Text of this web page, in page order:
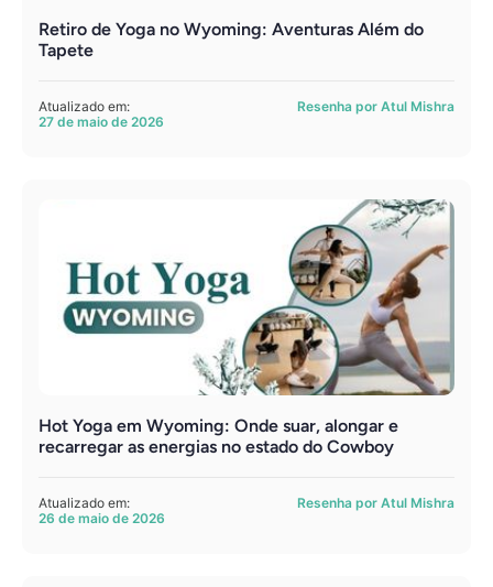
Retiro de Yoga no Wyoming: Aventuras Além do
Tapete
Atualizado em:
27 de maio de 2026
Resenha por Atul Mishra
Hot Yoga em Wyoming: Onde suar, alongar e
recarregar as energias no estado do Cowboy
Atualizado em:
26 de maio de 2026
Resenha por Atul Mishra